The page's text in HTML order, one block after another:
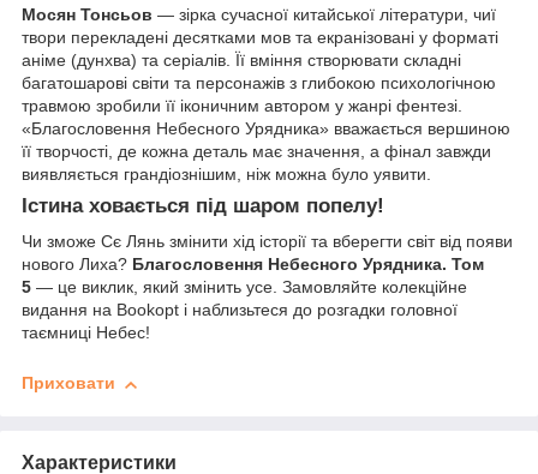
Мосян Тонсьов — зірка сучасної китайської літератури, чиї
твори перекладені десятками мов та екранізовані у форматі
аніме (дунхва) та серіалів. Її вміння створювати складні
багатошарові світи та персонажів з глибокою психологічною
травмою зробили її іконичним автором у жанрі фентезі.
«Благословення Небесного Урядника» вважається вершиною
її творчості, де кожна деталь має значення, а фінал завжди
виявляється грандіознішим, ніж можна було уявити.
Істина ховається під шаром попелу!
Чи зможе Сє Лянь змінити хід історії та вберегти світ від появи
нового Лиха? Благословення Небесного Урядника. Том
5 — це виклик, який змінить усе. Замовляйте колекційне
видання на Bookopt і наблизьтеся до розгадки головної
таємниці Небес!
Приховати
Характеристики